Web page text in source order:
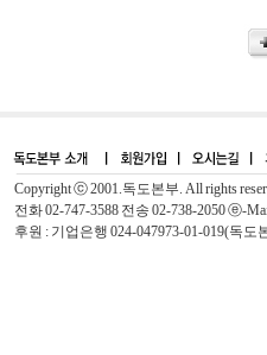
Copyright ⓒ 2001.독도본부. All rights
전화 02-747-3588 전송 02-738-2050 ⓔ-
후원 : 기업은행 024-047973-01-019(독도